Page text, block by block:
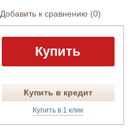
Добавить к сравнению (0)
Купить
Купить в кредит
Купить в 1 клик